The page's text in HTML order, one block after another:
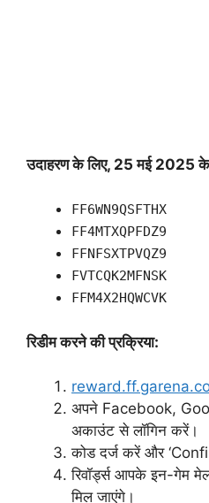
उदाहरण के लिए, 25 मई 2025
FF6WN9QSFTHX
FF4MTXQPFDZ9
FFNFSXTPVQZ9
FVTCQK2MFNSK
FFM4X2HQWCVK
रिडीम करने की प्रक्रिया:
अपने Facebook,
अकाउंट से लॉगिन करें।
कोड दर्ज करें और
रिवॉर्ड्स आपके इन-गेम
मिल जाएंगे।